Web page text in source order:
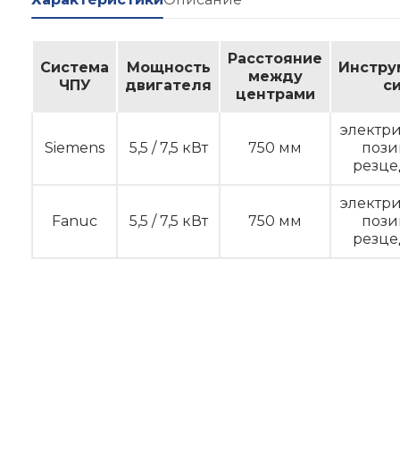
Система
ЧПУ
Мощность
двигателя
Расстояние
между
центрами
Siemens 5,5 / 7,5 кВт 750 мм
Fanuc 5,5 / 7,5 кВт 750 мм